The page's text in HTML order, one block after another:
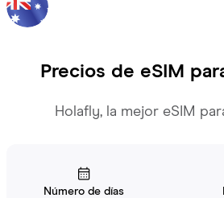
Precios de eSIM
Holafly, la mejor eSIM
Número de días